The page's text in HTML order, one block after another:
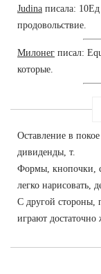
Judina писала:
продовольствие.
Милонег писал:
которые.
Оставление в
дивиденды, т.
Формы, кнопочки,
легко нарисовать,
С другой стороны,
играют достаточно